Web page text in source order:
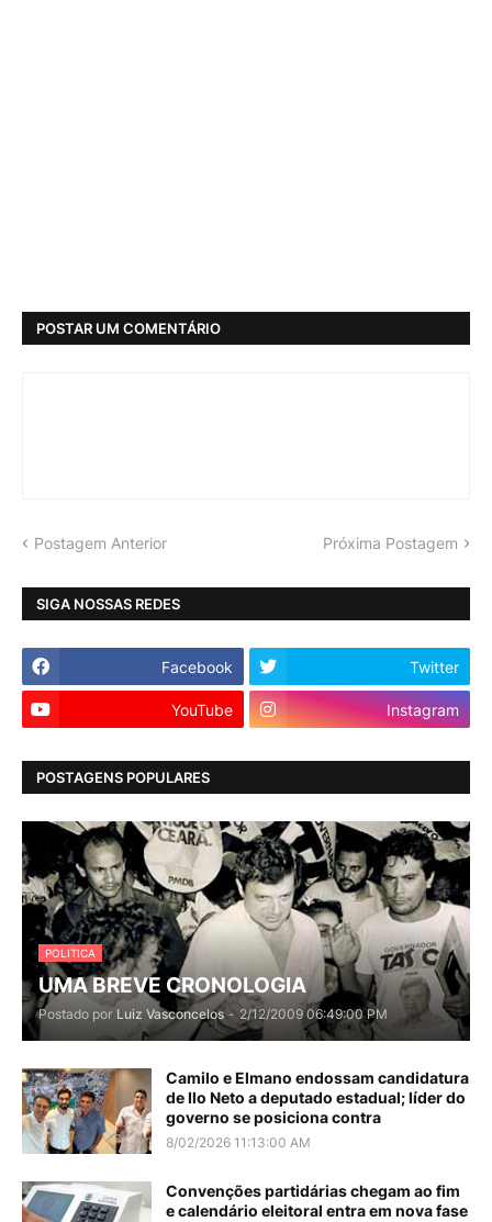
POSTAR UM COMENTÁRIO
Postagem Anterior Próxima Postagem
SIGA NOSSAS REDES
Facebook Twitter
YouTube Instagram
POSTAGENS POPULARES
POLITICA
UMA BREVE CRONOLOGIA
Postado por Luiz Vasconcelos - 2/12/2009 06:49:00 PM
Camilo e Elmano endossam candidatura
de Ilo Neto a deputado estadual; líder do
governo se posiciona contra
8/02/2026 11:13:00 AM
Convenções partidárias chegam ao fim
e calendário eleitoral entra em nova fase